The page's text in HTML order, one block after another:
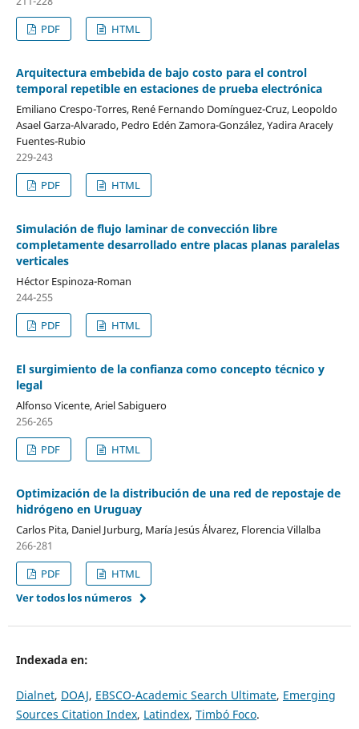
PDF
HTML
Arquitectura embebida de bajo costo para el control
temporal repetible en estaciones de prueba electrónica
Emiliano Crespo-Torres, René Fernando Domínguez-Cruz, Leopoldo
Asael Garza-Alvarado, Pedro Edén Zamora-González, Yadira Aracely
Fuentes-Rubio
229-243
PDF
HTML
Simulación de flujo laminar de convección libre
completamente desarrollado entre placas planas paralelas
verticales
Héctor Espinoza-Roman
244-255
PDF
HTML
El surgimiento de la confianza como concepto técnico y
legal
Alfonso Vicente, Ariel Sabiguero
256-265
PDF
HTML
Optimización de la distribución de una red de repostaje de
hidrógeno en Uruguay
Carlos Pita, Daniel Jurburg, María Jesús Álvarez, Florencia Villalba
266-281
PDF
HTML
Ver todos los números
Indexada en:
Dialnet, DOAJ, EBSCO-Academic Search Ultimate, Emerging
Sources Citation Index, Latindex, Timbó Foco.